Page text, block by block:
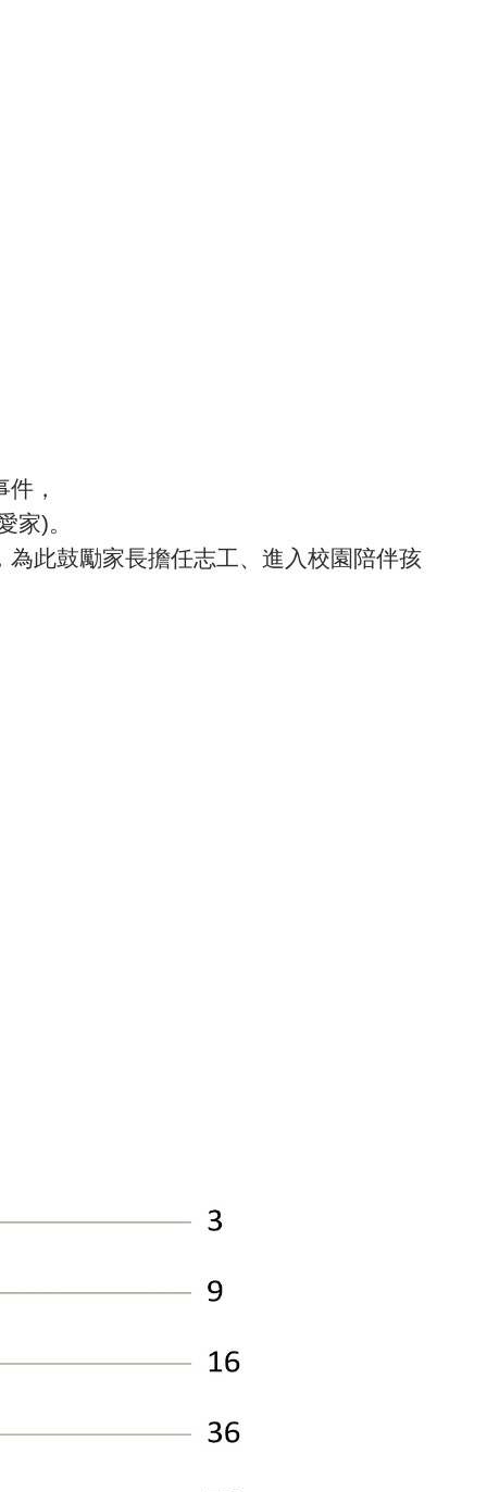
，
家)。
此鼓勵家長擔任志工、進入校園陪伴孩